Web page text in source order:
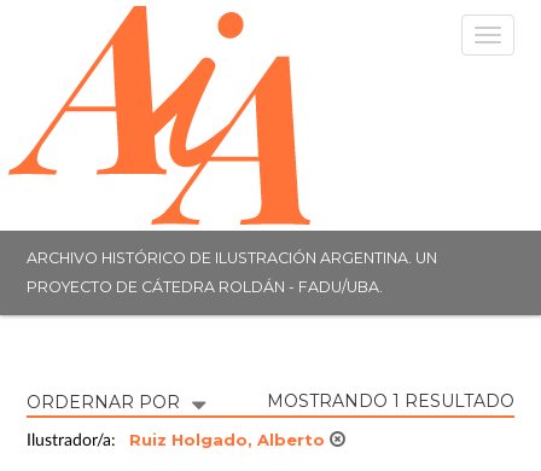
ARCHIVO HISTÓRICO DE ILUSTRACIÓN ARGENTINA. UN
PROYECTO DE CÁTEDRA ROLDÁN - FADU/UBA.
ORDERNAR POR MOSTRANDO 1 RESULTADO
Ilustrador/a: Ruiz Holgado, Alberto